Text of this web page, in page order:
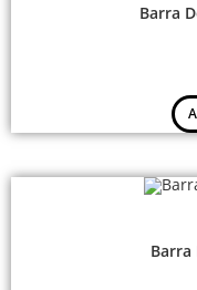
Barra
Barra